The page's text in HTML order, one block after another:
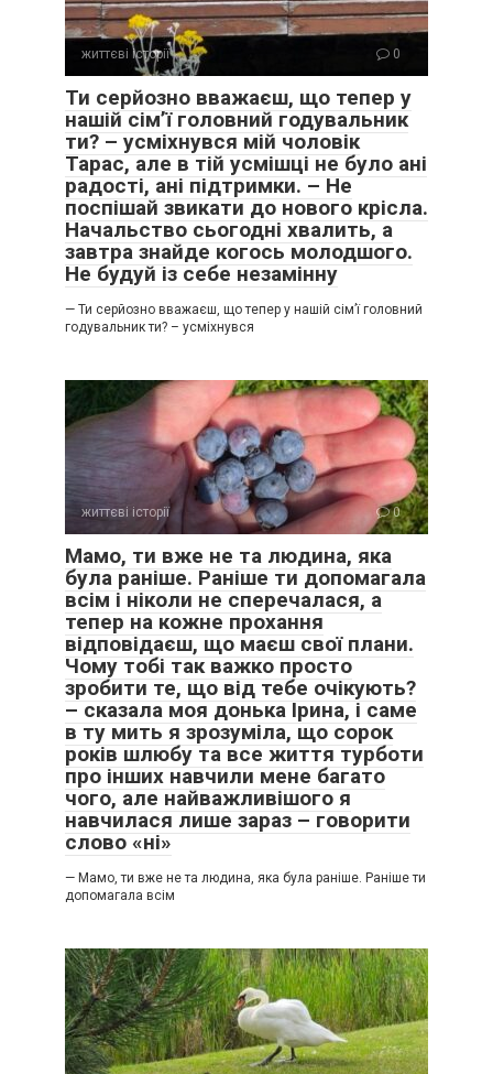
життєві історії 0
Ти серйозно вважаєш, що тепер у
нашій сім’ї головний годувальник
ти? – усміхнувся мій чоловік
Тарас, але в тій усмішці не було ані
радості, ані підтримки. – Не
поспішай звикати до нового крісла.
Начальство сьогодні хвалить, а
завтра знайде когось молодшого.
Не будуй із себе незамінну
— Ти серйозно вважаєш, що тепер у нашій сім’ї головний
годувальник ти? – усміхнувся
життєві історії 0
Мамо, ти вже не та людина, яка
була раніше. Раніше ти допомагала
всім і ніколи не сперечалася, а
тепер на кожне прохання
відповідаєш, що маєш свої плани.
Чому тобі так важко просто
зробити те, що від тебе очікують?
– сказала моя донька Ірина, і саме
в ту мить я зрозуміла, що сорок
років шлюбу та все життя турботи
про інших навчили мене багато
чого, але найважливішого я
навчилася лише зараз – говорити
слово «ні»
— Мамо, ти вже не та людина, яка була раніше. Раніше ти
допомагала всім